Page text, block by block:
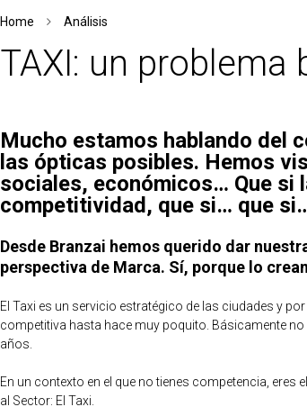
Home Análisis
TAXI: un problema
Mucho estamos hablando del
las ópticas posibles. Hemos
sociales, económicos… Que si
competitividad, que si… que
Desde Branzai hemos querido dar
perspectiva de Marca. Sí, porque lo
El Taxi es un servicio estratégico de las ciudades y
competitiva hasta hace muy poquito. Básicamente
años.
En un contexto en el que no tienes competencia,
al Sector: El Taxi.